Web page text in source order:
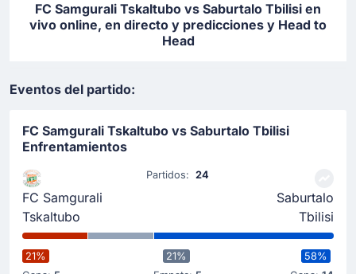
FC Samgurali Tskaltubo vs Saburtalo Tbilisi en
vivo online, en directo y predicciones y Head to
Head
Eventos del partido:
FC Samgurali Tskaltubo vs Saburtalo Tbilisi
Enfrentamientos
FC Samgurali
Tskaltubo
Partidos:24
Saburtalo
Tbilisi
21%
21%
58%